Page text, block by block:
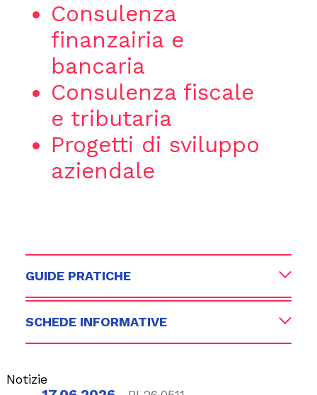
Consulenza
finanzairia e
bancaria
Consulenza fiscale
e tributaria
Progetti di sviluppo
aziendale
GUIDE PRATICHE
SCHEDE INFORMATIVE
Notizie